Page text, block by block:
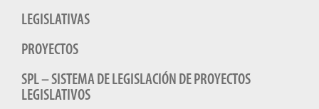
LEGISLATIVAS
PROYECTOS
SPL – SISTEMA DE LEGISLACIÓN DE PROYECTOS
LEGISLATIVOS